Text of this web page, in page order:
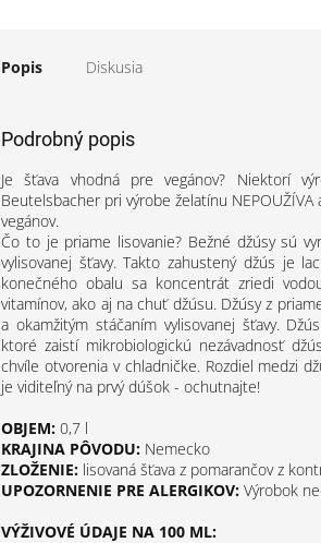
Popis Diskusia
Podrobný popis
Je šťava vhodná pre vegánov? Niektorí
Beutelsbacher pri výrobe želatínu
vegánov.
Čo to je priame lisovanie? Bežné džúsy sú
vylisovanej šťavy. Takto zahustený džús je
konečného obalu sa koncentrát zriedi
vitamínov, ako aj na chuť džúsu. Džúsy z
a okamžitým stáčaním vylisovanej šťavy.
ktoré zaistí mikrobiologickú nezávadnosť
chvíle otvorenia v chladničke. Rozdiel medzi
je viditeľný na prvý dúšok - ochutnajte!
OBJEM: 0,7 l
KRAJINA PÔVODU: Nemecko
ZLOŽENIE: lisovaná šťava z pomarančov z
UPOZORNENIE PRE ALERGIKOV: Výrobok
VÝŽIVOVÉ ÚDAJE NA 100 ML: